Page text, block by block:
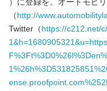
）に登録を。オートモビ
（ http://
Twitter（ https://c212.net/
English